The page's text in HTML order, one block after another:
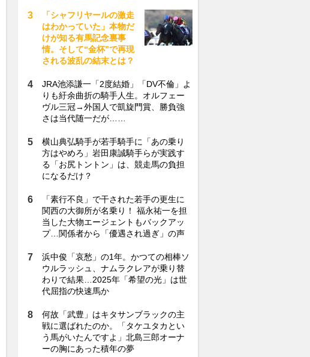
「シャフリヤールの激走
はわかっていた」本物だ
けが知る有馬記念裏事
情。そして“金杯”で再現
される波乱の結末とは？
JRA池添謙一「2度結婚」「DV不倫」よ
りも紆余曲折の騎手人生。オルフェー
ヴル三冠→外国人で凱旋門賞、勝負強
さは当代随一だが……
横山典弘騎手が若手騎手に「あの乗り
方はやめろ」岩田康誠騎手らが実践す
る「お尻トントン」は、競走馬の負担
になるだけ？
「素行不良」で干された若手の更生に
関西の大御所が名乗り！ 福永祐一を担
当した大物エージェントもバックアッ
プ…関係者から「優遇され過ぎ」の声
浜中俊「哀愁」の1年。かつての相棒ソ
ウルラッシュ、ナムラクレアが乗り替
わりで結果…2025年「希望の光」は世
代屈指の快速馬か
何故「武豊」はキタサンブラックの主
戦に選ばれたのか。「タケユタカとい
う馬がいたんですよ」北島三郎オーナ
ーの胸にあった積年の夢